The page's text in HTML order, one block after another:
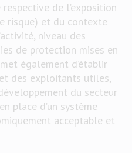
respective de l’exposition
risque) et du contexte
niveau des
de protection mises en
également d’établir
des exploitants utiles,
du secteur
place d’un système
acceptable et